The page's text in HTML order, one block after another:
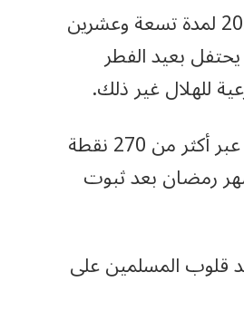
ومن المتوقع، وفقا لهذه الحسابات، أن يستمر شهر رمضان لعام 2026 لمدة تسعة وعشرين
الأربعاء 18 مارس 2026، وبالتالي يحتفل بعيد الفطر
.
وتتولي وزارة الأوقاف والشؤون الإسلامية في المغرب، مراقبة الهلال عبر أكثر من 270 نقطة
رمضان بعد ثبوت
قلوب المسلمين على